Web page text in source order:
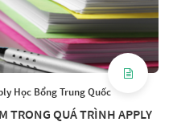
Học Bổng Trung Quốc
TRONG QUÁ TRÌNH APPLY